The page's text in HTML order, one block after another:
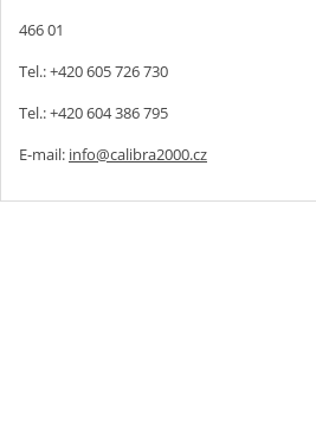
466 01
Tel.: +420 605 726 730
Tel.: +420 604 386 795
E-mail: info@calibra2000.cz